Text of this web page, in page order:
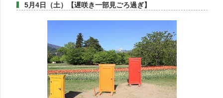
5月4日（土）【遅咲き一部見ごろ過ぎ】